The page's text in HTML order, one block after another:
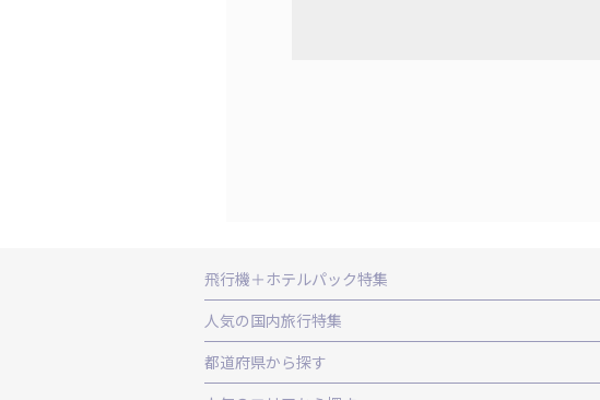
飛行機＋ホテルパック特集
赤い風船ダイナミックパッケージ（飛行機+ホテルパック）
ＡＮＡで行く飛行機+ホテルパック
出張パック
人気の国内旅行特集
東京ディズニーリゾート®への旅
都道府県から探す